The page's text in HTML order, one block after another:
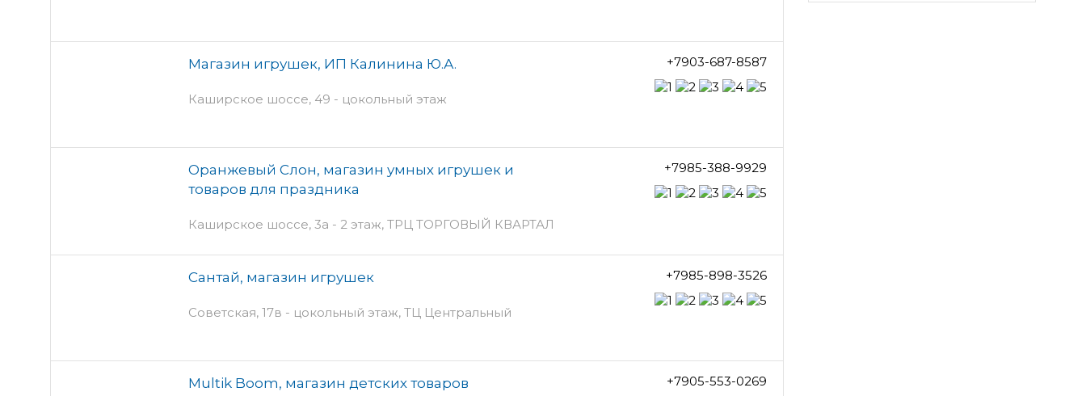
Магазин игрушек, ИП Калинина Ю.А.
Каширское шоссе, 49 - цокольный этаж
+7903-687-8587
Оранжевый Слон, магазин умных игрушек и
товаров для праздника
Каширское шоссе, 3а - 2 этаж, ТРЦ ТОРГОВЫЙ КВАРТАЛ
+7985-388-9929
Сантай, магазин игрушек
Советская, 17в - цокольный этаж, ТЦ Центральный
+7985-898-3526
Multik Boom, магазин детских товаров +7905-553-0269